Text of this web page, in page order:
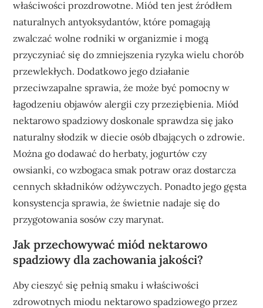
właściwości prozdrowotne. Miód ten jest źródłem
naturalnych antyoksydantów, które pomagają
zwalczać wolne rodniki w organizmie i mogą
przyczyniać się do zmniejszenia ryzyka wielu chorób
przewlekłych. Dodatkowo jego działanie
przeciwzapalne sprawia, że może być pomocny w
łagodzeniu objawów alergii czy przeziębienia. Miód
nektarowo spadziowy doskonale sprawdza się jako
naturalny słodzik w diecie osób dbających o zdrowie.
Można go dodawać do herbaty, jogurtów czy
owsianki, co wzbogaca smak potraw oraz dostarcza
cennych składników odżywczych. Ponadto jego gęsta
konsystencja sprawia, że świetnie nadaje się do
przygotowania sosów czy marynat.
Jak przechowywać miód nektarowo
spadziowy dla zachowania jakości?
Aby cieszyć się pełnią smaku i właściwości
zdrowotnych miodu nektarowo spadziowego przez